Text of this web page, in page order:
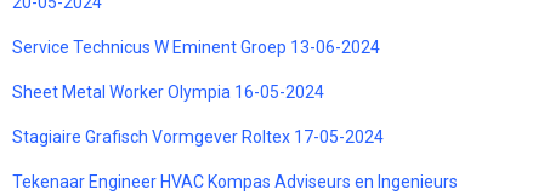
Service Technicus W Eminent Groep 13-06-2024
Sheet Metal Worker Olympia 16-05-2024
Stagiaire Grafisch Vormgever Roltex 17-05-2024
Tekenaar Engineer HVAC Kompas Adviseurs en Ingenieurs